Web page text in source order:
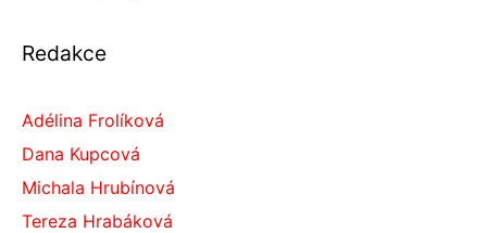
Redakce
Adélina Frolíková
Dana Kupcová
Michala Hrubínová
Tereza Hrabáková